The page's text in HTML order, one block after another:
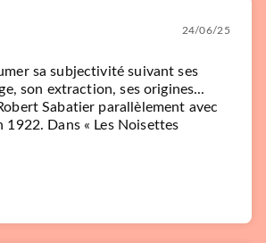
24/06/25
sa subjectivité suivant ses
son extraction, ses origines...
Sabatier parallèlement avec
1922. Dans « Les Noisettes